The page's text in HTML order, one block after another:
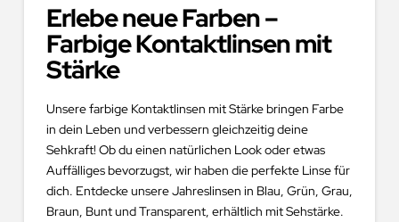
Erlebe neue Farben –
Farbige Kontaktlinsen mit
Stärke
Unsere farbige Kontaktlinsen mit Stärke bringen Farbe
in dein Leben und verbessern gleichzeitig deine
Sehkraft! Ob du einen natürlichen Look oder etwas
Auffälliges bevorzugst, wir haben die perfekte Linse für
dich. Entdecke unsere Jahreslinsen in Blau, Grün, Grau,
Braun, Bunt und Transparent, erhältlich mit Sehstärke.